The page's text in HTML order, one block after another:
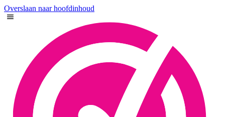
Overslaan naar hoofdinhoud